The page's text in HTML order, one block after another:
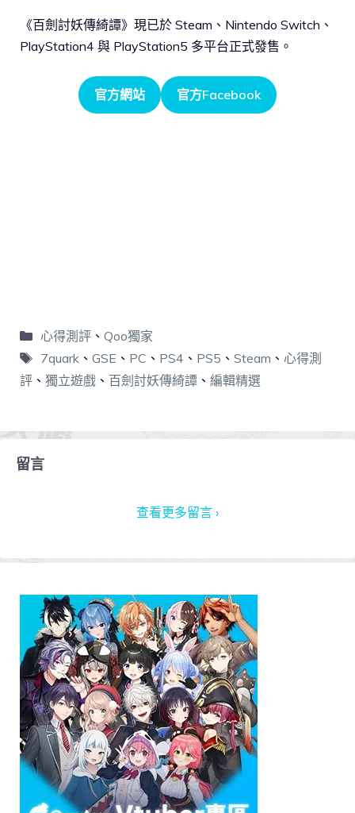
《百劍討妖傳綺譚》現已於 Steam、Nintendo Switch、
PlayStation4 與 PlayStation5 多平台正式發售。
官方網站 官方Facebook
心得測評、 Qoo獨家
7quark 、 GSE 、 PC 、 PS4 、 PS5 、 Steam 、 心得測
評 、 獨立遊戲 、 百劍討妖傳綺譚 、 編輯精選
留言
查看更多留言 ›